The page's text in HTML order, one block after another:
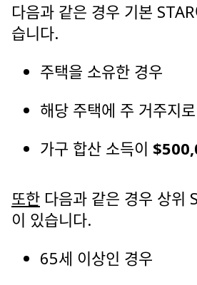
다음과 같은 경우 기본
습니다.
주택을 소유한 경우
해당 주택에 주 거주지
가구 합산 소득이
또한 다음과 같은 경우 상위
이 있습니다.
65세 이상인 경우